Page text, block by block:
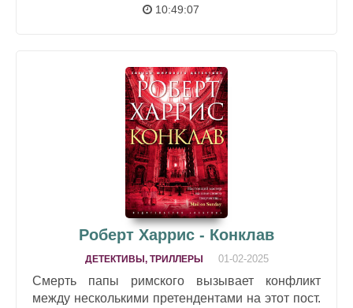
10:49:07
Роберт Харрис - Конклав
ДЕТЕКТИВЫ, ТРИЛЛЕРЫ 01-02-2025
Смерть папы римского вызывает конфликт
между несколькими претендентами на этот пост.